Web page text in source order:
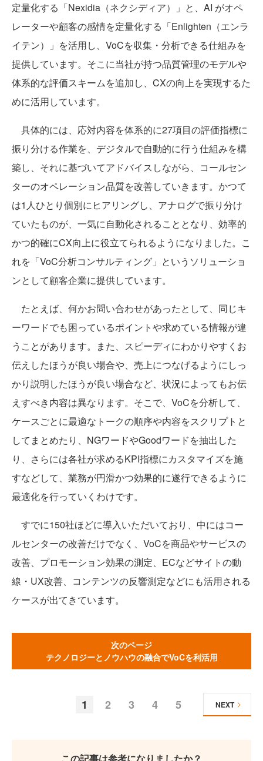
定量化する「Nexidia（ネクシディア）」と、AI がオペ
レーターや顧客の感情を定量化する「Enlighten（エンラ
イテン）」を活用し、VoCを収集・分析できる仕組みを
提供しています。そこに当社が持つ品質管理のモデルや
体系的な評価スキームを追加し、CXの向上を実現するた
めに活用しています。
具体的には、応対内容を体系的に27項目の評価指標に
振り分ける作業を、デジタルで自動的に行う仕組みを構
築し、それに基づいてアドバイスしながら、コールセン
ターのオペレーション品質を改善していきます。かつて
は1人ひとり個別にヒアリングし、アナログで振り分け
ていたものが、一気に自動化されることとなり、効率的
かつ的確にCX向上に役立てられるようになりました。こ
れを「VoC分析コンサルティング」というソリューショ
ンとして顧客企業に提供しています。
たとえば、何かお問い合わせがあったとして、同じキ
ーワードでも困っているポイントや求めている情報が違
うことがあります。また、スピーディにわかりやすくお
伝えしたほうが良い場合や、売上につなげるようにしっ
かり説明したほうが良い場合など、状況によってもお伝
えすべき内容は異なります。そこで、VoCを分析して、
ケースごとに最適なトークの順序や内容をスクリプトと
してまとめたり、NGワードやGoodワードを抽出した
り、さらには各社が求めるKPI指標にカスタマイズを施
すなどして、業務が円滑かつ効果的に遂行できるように
最適化を行っていくわけです。
すでに150社ほどに導入いただいており、中にはコー
ルセンターの改善だけでなく、VoCを商品やサービスの
改善、プロモーション効果の測定、ECなどサイトの動
線・UX改善、コンテンツの反響測定などにも活用される
ケースが出てきています。
次のページ
テクノロジーとノウハウの融合でVoCを利活用
1 2 3 4 5 NEXT